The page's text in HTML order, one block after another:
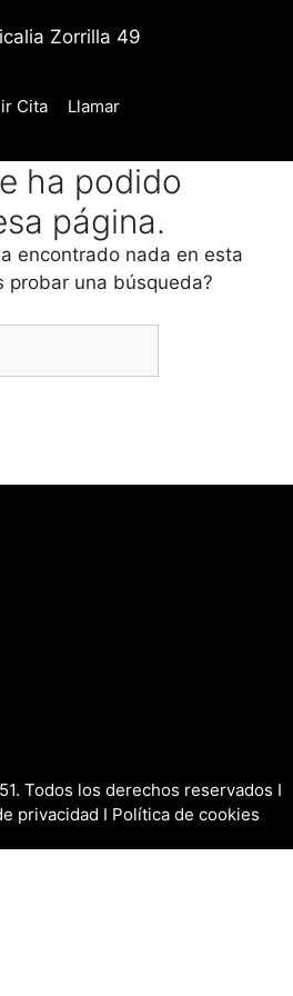
Cita Llamar
ha podido
página.
encontrado nada en esta
probar una búsqueda?
Todos los derechos reservados I
privacidad I Política de cookies